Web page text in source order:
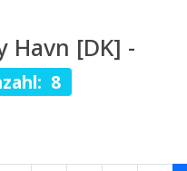
Havn [DK] -
8